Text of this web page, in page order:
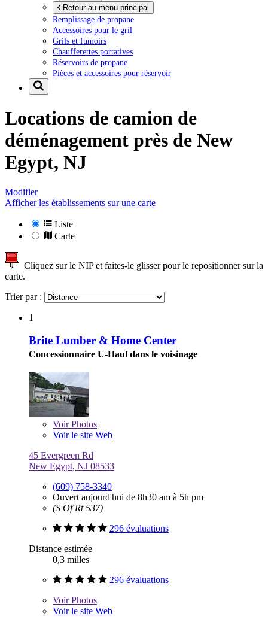
Retour au menu principal
Remplissage de propane
Accessoires pour le gril
Grils et fumoirs
Chaufferettes portatives
Réservoirs de propane
Pièces et accessoires pour réservoir
Locations de camion de
déménagement près de New
Egypt, NJ
Modifier
Afficher les établissements sur une carte
Liste
Carte
Cliquez sur le NIP et faites-le glisser pour le repositionner sur la
carte.
Trier par :
1
Brite Lumber & Home Center
Concessionnaire U-Haul dans le voisinage
VoirPhotos
Voir le site Web
45 Evergreen Rd
New Egypt, NJ 08533
(609) 758-3340
Ouvert aujourd'hui de 8h30 am à 5h pm
(S Of Rt 537)
296 évaluations
Distance estimée
0,3 milles
296 évaluations
VoirPhotos
Voir le site Web